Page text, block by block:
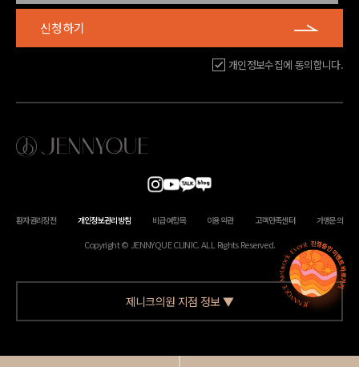
신청하기
개인정보수집에 동의합니다.
환자권리장전 개인정보관리방침 비급여항목 이용약관 고객만족센터 가맹문의
Copyright © JENNYQUE CLINIC. ALL Rights Reserved.
제니크의원 지점 정보▼